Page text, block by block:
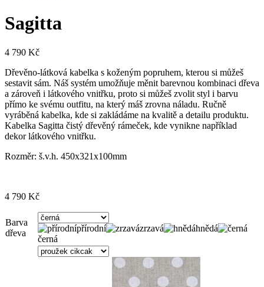
Sagitta
4 790 Kč
Dřevěno-látková kabelka s koženým popruhem, kterou si můžeš
sestavit sám. Náš systém umožňuje měnit barevnou kombinaci dřeva
a zároveň i látkového vnitřku, proto si můžeš zvolit styl i barvu
přímo ke svému outfitu, na který máš zrovna náladu. Ručně
vyráběná kabelka, kde si zakládáme na kvalitě a detailu produktu.
Kabelka Sagitta čistý dřevěný rámeček, kde vynikne například
dekor látkového vnitřku.
Rozměr: š.v.h. 450x321x100mm
4 790 Kč
Barva
dřeva
přírodní zrzavá
hnědá
černá